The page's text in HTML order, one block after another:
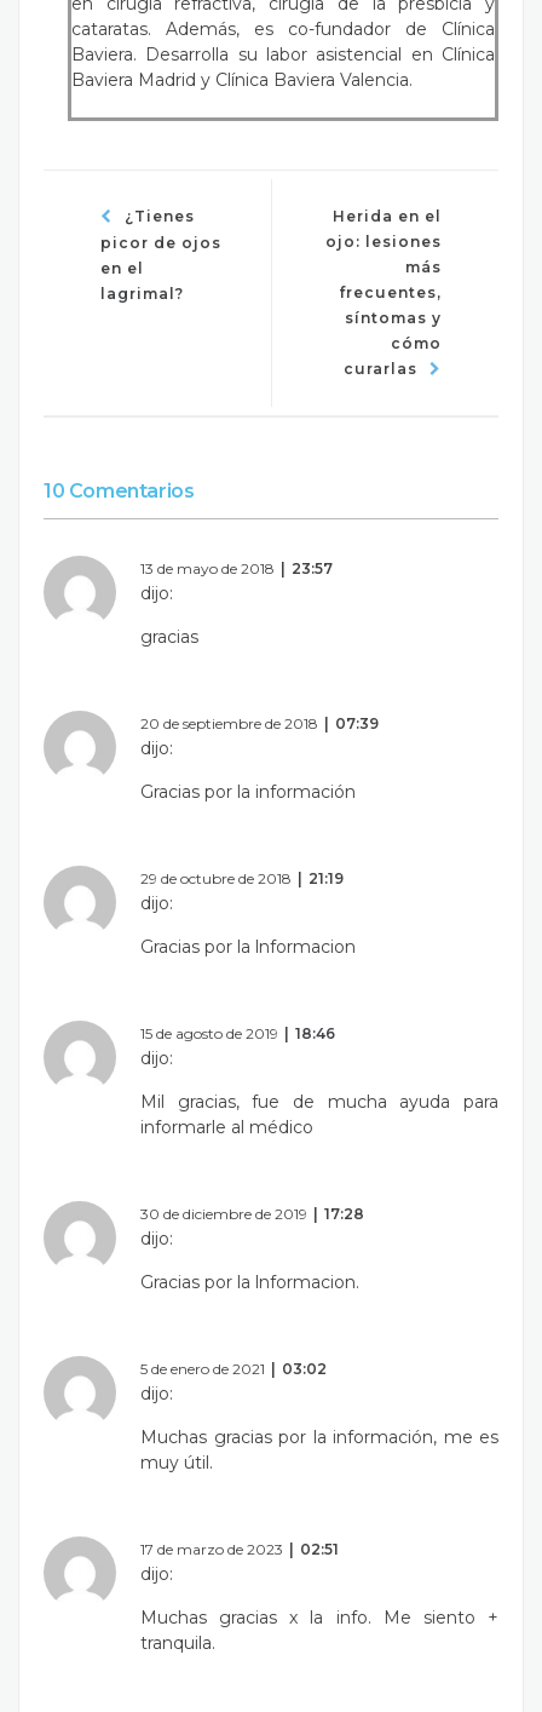
cataratas. Además, es co-fundador de Clínica
Baviera. Desarrolla su labor asistencial en Clínica
Baviera Madrid y Clínica Baviera Valencia.
¿Tienes
picor de ojos
en el
lagrimal?
Herida en el
ojo: lesiones
más
frecuentes,
síntomas y
cómo
curarlas
10 Comentarios
13 de mayo de 2018 23:57
dijo:
gracias
20 de septiembre de 2018 07:39
dijo:
Gracias por la información
29 de octubre de 2018 21:19
dijo:
Gracias por la lnformacion
15 de agosto de 2019 18:46
dijo:
Mil gracias, fue de mucha ayuda para
informarle al médico
30 de diciembre de 2019 17:28
dijo:
Gracias por la lnformacion.
5 de enero de 2021 03:02
dijo:
Muchas gracias por la información, me es
muy útil.
17 de marzo de 2023 02:51
dijo:
Muchas gracias x la info. Me siento +
tranquila.